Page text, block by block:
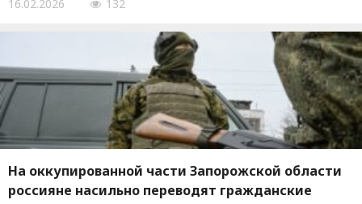
16.02.2026 132
На оккупированной части Запорожской области
россияне насильно переводят гражданские